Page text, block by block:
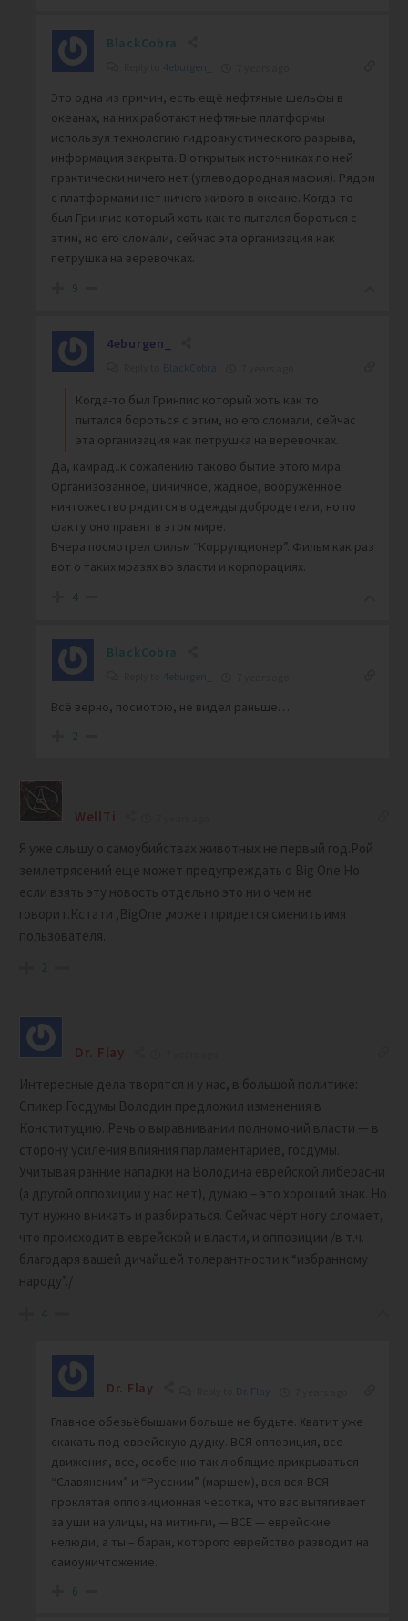
BlackCobra
4eburgen_
Это одна из причин, есть ещё нефтяные шельфы в
океанах, на них работают нефтяные платформы
используя технологию гидроакустического разрыва,
информация закрыта. В открытых источниках по ней
практически ничего нет (углеводородная мафия). Рядом
с платформами нет ничего живого в океане. Когда-то
был Гринпис который хоть как то пытался бороться с
этим, но его сломали, сейчас эта организация как
петрушка на веревочках.
9
4eburgen_
BlackCobra
Когда-то был Гринпис который хоть как то
пытался бороться с этим, но его сломали, сейчас
эта организация как петрушка на веревочках.
Да, камрад..к сожалению таково бытие этого мира.
Организованное, циничное, жадное, вооружённое
ничтожество рядится в одежды добродетели, но по
факту оно правят в этом мире.
Вчера посмотрел фильм “Коррупционер”. Фильм как раз
вот о таких мразях во власти и корпорациях.
4
BlackCobra
4eburgen_
Всё верно, посмотрю, не видел раньше…
2
WellTi
Я уже слышу о самоубийствах животных не первый год.Рой
землетрясений еще может предупреждать о Big One.Но
если взять эту новость отдельно это ни о чем не
говорит.Кстати ,BigOne ,может придется сменить имя
пользователя.
2
Dr. Flay
Интересные дела творятся и у нас, в большой политике:
Спикер Госдумы Володин предложил изменения в
Конституцию. Речь о выравнивании полномочий власти — в
сторону усиления влияния парламентариев, госдумы.
Учитывая ранние нападки на Володина еврейской либерасни
(а другой оппозиции у нас нет), думаю – это хороший знак. Но
тут нужно вникать и разбираться. Сейчас чёрт ногу сломает,
что происходит в еврейской и власти, и оппозиции /в т.ч.
благодаря вашей дичайшей толерантности к “избранному
народу”./
4
Dr. Flay Dr. Flay
Главное обезьёбышами больше не будьте. Хватит уже
скакать под еврейскую дудку. ВСЯ оппозиция, все
движения, все, особенно так любящие прикрываться
“Славянским” и “Русским” (маршем), вся-вся-ВСЯ
проклятая оппозиционная чесотка, что вас вытягивает
за уши на улицы, на митинги, — ВСЕ — еврейские
нелюди, а ты – баран, которого еврейство разводит на
самоуничтожение.
6